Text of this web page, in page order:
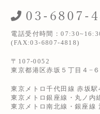
03-6807-
電話受付時間：
(FAX:03-6807-4818)
〒107-0052
東京都港区赤坂５丁目４−
東京メトロ千代田線 赤坂
東京メトロ銀座線・丸ノ内
東京メトロ南北線・銀座線